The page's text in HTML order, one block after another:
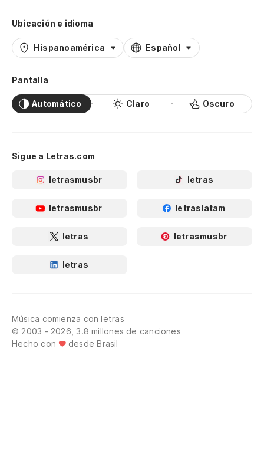
Ubicación e idioma
Hispanoamérica Español
Pantalla
Automático Claro Oscuro
Sigue a Letras.com
letrasmusbr letras
letrasmusbr letraslatam
letras letrasmusbr
letras
Música comienza con letras
© 2003 - 2026, 3.8 millones de canciones
Hecho con
desde Brasil